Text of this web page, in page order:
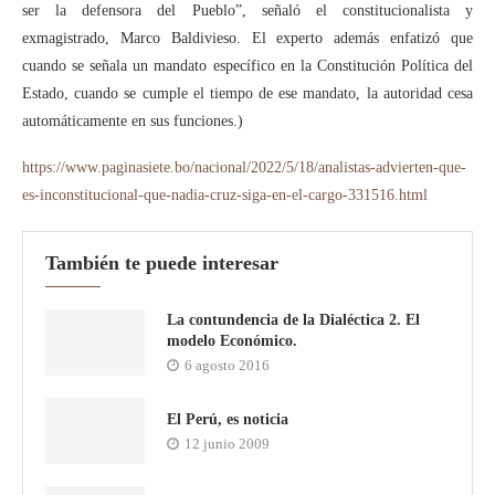
ser la defensora del Pueblo”, señaló el constitucionalista y
exmagistrado, Marco Baldivieso. El experto además enfatizó que
cuando se señala un mandato específico en la Constitución Política del
Estado, cuando se cumple el tiempo de ese mandato, la autoridad cesa
automáticamente en sus funciones.)
https://www.paginasiete.bo/nacional/2022/5/18/analistas-advierten-que-
es-inconstitucional-que-nadia-cruz-siga-en-el-cargo-331516.html
También te puede interesar
La contundencia de la Dialéctica 2. El
modelo Económico.
6 agosto 2016
El Perú, es noticia
12 junio 2009